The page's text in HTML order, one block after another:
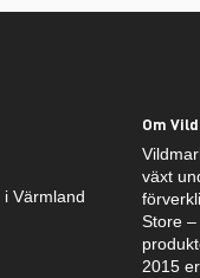
Värmland
Om
växt
Store
2015